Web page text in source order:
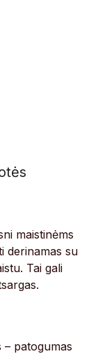
maistinėms
derinamas su
Tai gali
– patogumas